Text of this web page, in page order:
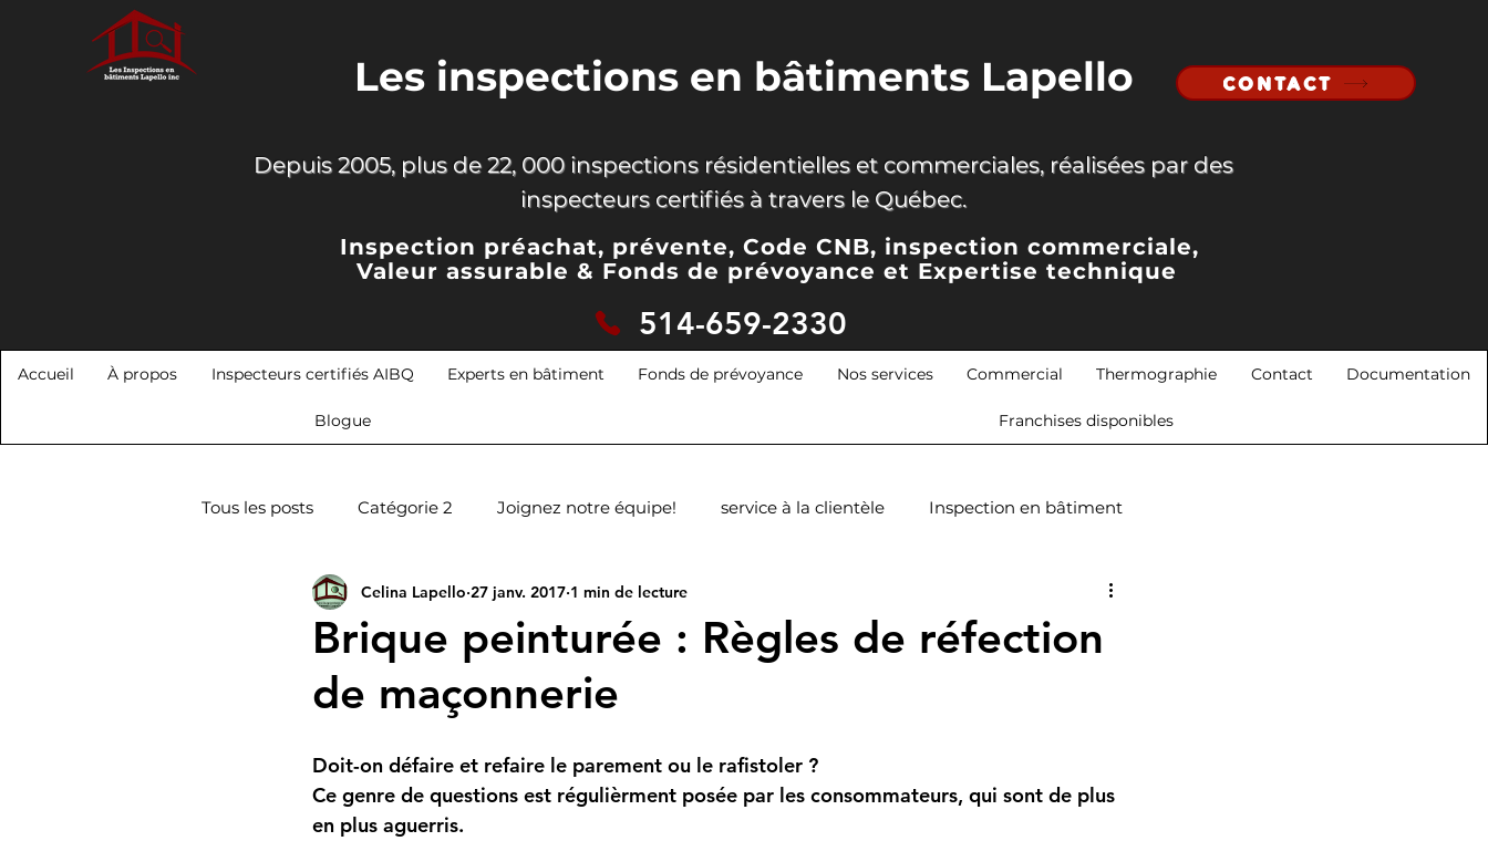
CONTACT
Les inspections en bâtiments Lapello
Depuis 2005, plus de 22, 000 inspections résidentielles et commerciales, réalisées par des
inspecteurs certifiés à travers le Québec.
Inspection préachat, prévente, Code CNB, inspection commerciale,
Valeur assurable & Fonds de prévoyance et Expertise technique
514-659-2330
Accueil À propos Inspecteurs certifiés AIBQ Experts en bâtiment Fonds de prévoyance Nos services Commercial Thermographie Contact Documentation
Blogue Franchises disponibles
Tous les posts Catégorie 2 Joignez notre équipe! service à la clientèle Inspection en bâtiment
Inspecteur en bâtiment Drummondvill Inspecteur en bâtiment AIBQ Inspecteur en bâtiment Vaudreuil Do
Inspecteur en bâtiment Valleyfield Etude de fonds de prévoyance
Brique peinturée : Règles de réfection
de maçonnerie
Celina Lapello 27 janv. 2017 1 min de lecture
Doit-on défaire et refaire le parement ou le rafistoler ?
Ce genre de questions est régulièrment posée par les consommateurs, qui sont de plus
en plus aguerris.